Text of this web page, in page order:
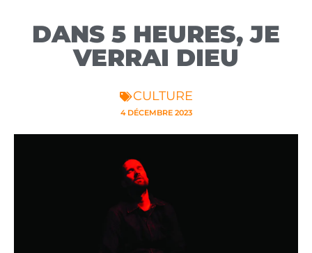
DANS 5 HEURES, JE
VERRAI DIEU
CULTURE
4 DÉCEMBRE 2023